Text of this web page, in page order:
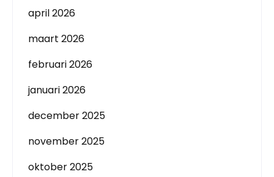
april 2026
maart 2026
februari 2026
januari 2026
december 2025
november 2025
oktober 2025